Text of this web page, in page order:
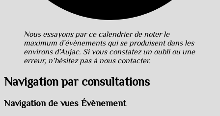
Nous essayons par ce calendrier de noter le
maximum d’évènements qui se produisent dans les
environs d’Aujac. Si vous constatez un oubli ou une
erreur, n’hésitez pas à nous contacter.
Navigation par consultations
Navigation de vues Évènement